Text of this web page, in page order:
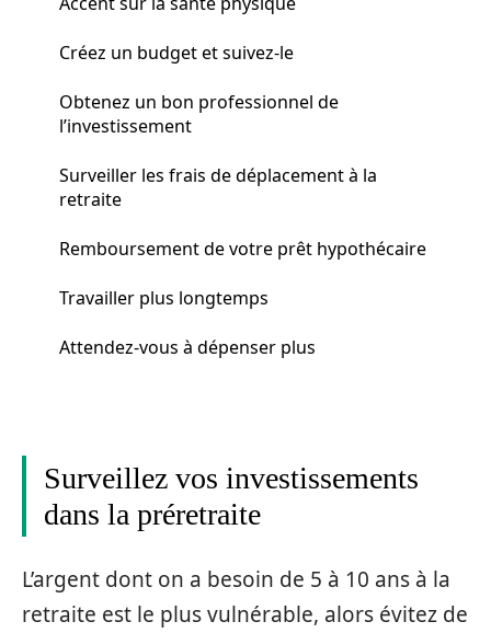
Créez un budget et suivez-le
Obtenez un bon professionnel de
l’investissement
Surveiller les frais de déplacement à la
retraite
Remboursement de votre prêt hypothécaire
Travailler plus longtemps
Attendez-vous à dépenser plus
Surveillez vos investissements
dans la préretraite
L’argent dont on a besoin de 5 à 10 ans à la
retraite est le plus vulnérable, alors évitez de